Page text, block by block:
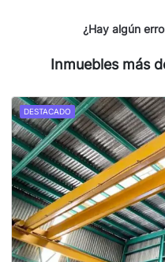
¿Hay algún
Inmuebles más
DESTACADO